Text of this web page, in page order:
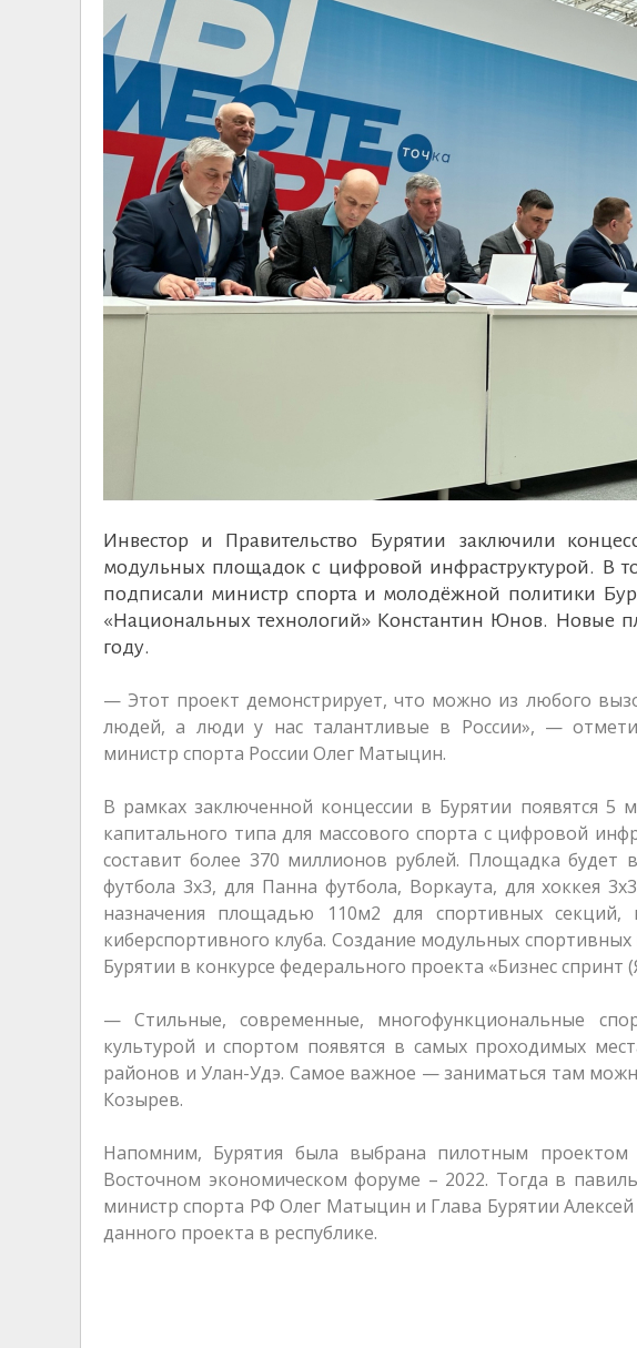
Инвестор и Правительство Бурятии заключили
модульных площадок с цифровой инфраструктурой. В
подписали министр спорта и молодёжной политики
«Национальных технологий» Константин Юнов. Новые
году.
— Этот проект демонстрирует, что можно из любого
людей, а люди у нас талантливые в России», —
министр спорта России Олег Матыцин.
В рамках заключенной концессии в Бурятии появятся 5
капитального типа для массового спорта с цифровой
составит более 370 миллионов рублей. Площадка будет
футбола 3х3, для Панна футбола, Воркаута, для хоккея
назначения площадью 110м2 для спортивных секций,
киберспортивного клуба. Создание модульных
Бурятии в конкурсе федерального проекта «Бизнес спринт
— Стильные, современные, многофункциональные
культурой и спортом появятся в самых проходимых
районов и Улан-Удэ. Самое важное — заниматься там
Козырев.
Напомним, Бурятия была выбрана пилотным
Восточном экономическом форуме – 2022. Тогда в
министр спорта РФ Олег Матыцин и Глава Бурятии
данного проекта в республике.